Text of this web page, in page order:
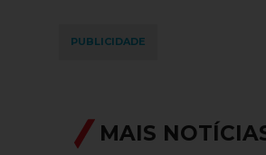
PUBLICIDADE
MAIS